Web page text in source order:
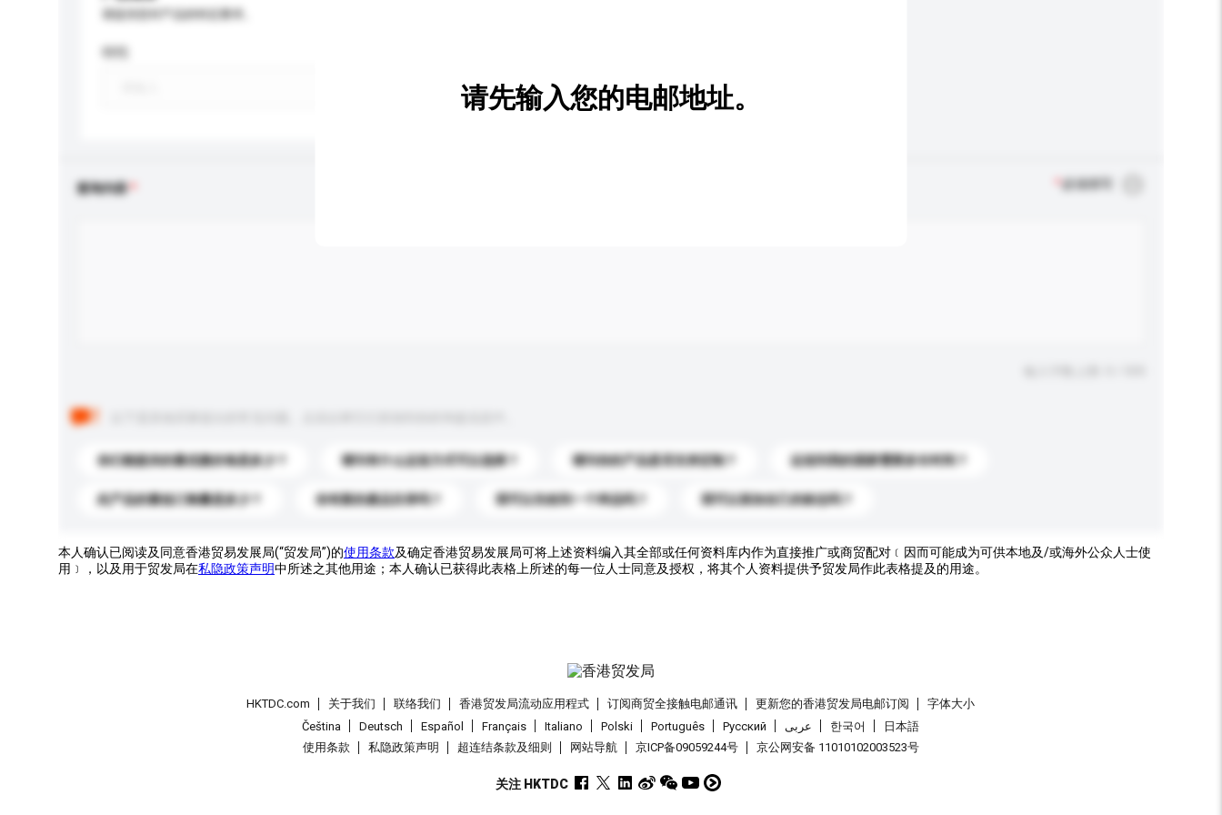
新增/删除选项
查询内容 必须填写
你们能提供的最优惠价格是多少？ 请问有什么运送方式可以选择？ 请问你的产品是否支持定制？ 运送到我的国家需要多长时间？
此产品的最低订购量是多少？ 你有新的產品目录吗？ 我可以先收到一个样品吗？ 我可以添加自己的标志吗？
请先输入您的电邮地址。
本人确认已阅读及同意香港贸易发展局(“贸发局”)的使用条款及确定香港贸易发展局可将上述资料编入其全部或任何资料库内作为直接推广或商贸配对﹝因而可能成为可供本地及/或海外公众人士使
用﹞，以及用于贸发局在私隐政策声明中所述之其他用途；本人确认已获得此表格上所述的每一位人士同意及授权，将其个人资料提供予贸发局作此表格提及的用途。
HKTDC.com 关于我们 联络我们 香港贸发局流动应用程式 订阅商贸全接触电邮通讯 更新您的香港贸发局电邮订阅
字体大小
Čeština
Deutsch Español Français Italiano Polski Português Pусский عربى 한국어
日本語
使用条款
私隐政策声明 超连结条款及细则 网站导航 京ICP备09059244号 京公网安备 11010102003523号
关注 HKTDC